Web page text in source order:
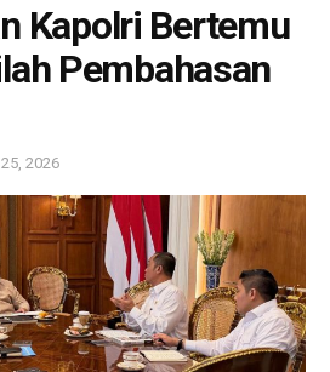
Kapolri Bertemu
Pembahasan
2026